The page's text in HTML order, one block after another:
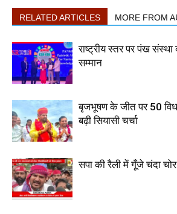
RELATED ARTICLES MORE FROM
राष्ट्रीय स्तर पर पंख संस्था
सम्मान
बृजभूषण के जीत पर 50
बढ़ी सियासी चर्चा
सपा की रैली में गूँजे चंदा